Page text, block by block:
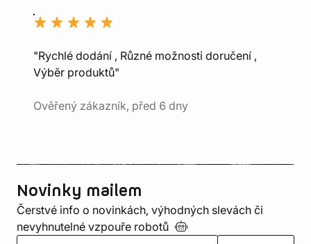
"Rychlé dodání , Různé možnosti doručení ,
Výběr produktů"
Ověřený zákazník, před 6 dny
Novinky mailem
Čerstvé info o novinkách, výhodných slevách či
nevyhnutelné vzpouře robotů